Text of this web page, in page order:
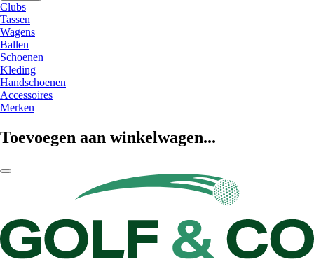
Clubs
Tassen
Wagens
Ballen
Schoenen
Kleding
Handschoenen
Accessoires
Merken
Toevoegen aan winkelwagen...